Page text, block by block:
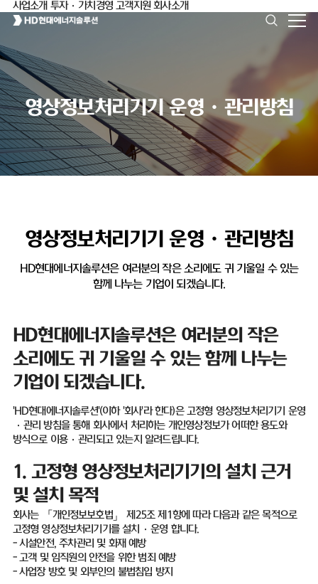
사업소개 투자·가치경영 고객지원 회사소개
영상정보처리기기 운영ㆍ관리방침
영상정보처리기기 운영ㆍ관리방침
HD현대에너지솔루션은 여러분의 작은 소리에도 귀 기울일 수 있는
함께 나누는 기업이 되겠습니다.
HD현대에너지솔루션은 여러분의 작은
소리에도 귀 기울일 수 있는 함께 나누는
기업이 되겠습니다.
'HD현대에너지솔루션'(이하'회사'라 한다)은 고정형 영상정보처리기기 운영
· 관리 방침을 통해 회사에서 처리하는 개인영상정보가 어떠한 용도와
방식으로 이용·관리되고 있는지 알려드립니다.
1. 고정형 영상정보처리기기의 설치 근거
및 설치 목적
회사는 「개인정보보호법」 제 25조 제 1항에 따라 다음과 같은 목적으로
고정형 영상정보처리기기를 설치
· 운영 합니다.
-시설안전,주차관리 및 화재 예방
-고객 및 임직원의 안전을 위한 범죄 예방
-사업장 방호 및 외부인의 불법침입 방지